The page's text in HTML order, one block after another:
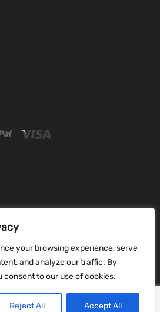
your browsing experience, serve
and analyze our traffic. By
consent to our use of cookies.
Reject All Accept All